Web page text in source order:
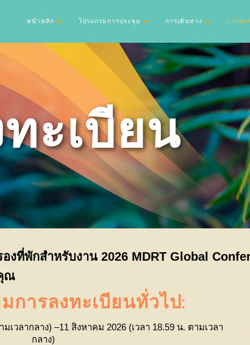
หน้าหลัก โปรแกรมการประชุม การเดินทาง การลง
ะเบียน
องที่พักสำหรับงาน 2026 MDRT Global
ณ
การลงทะเบียนทั่วไป:
เวลากลาง) –11 สิงหาคม 2026 (เวลา 18.59 น. ตามเวลา
กลาง)